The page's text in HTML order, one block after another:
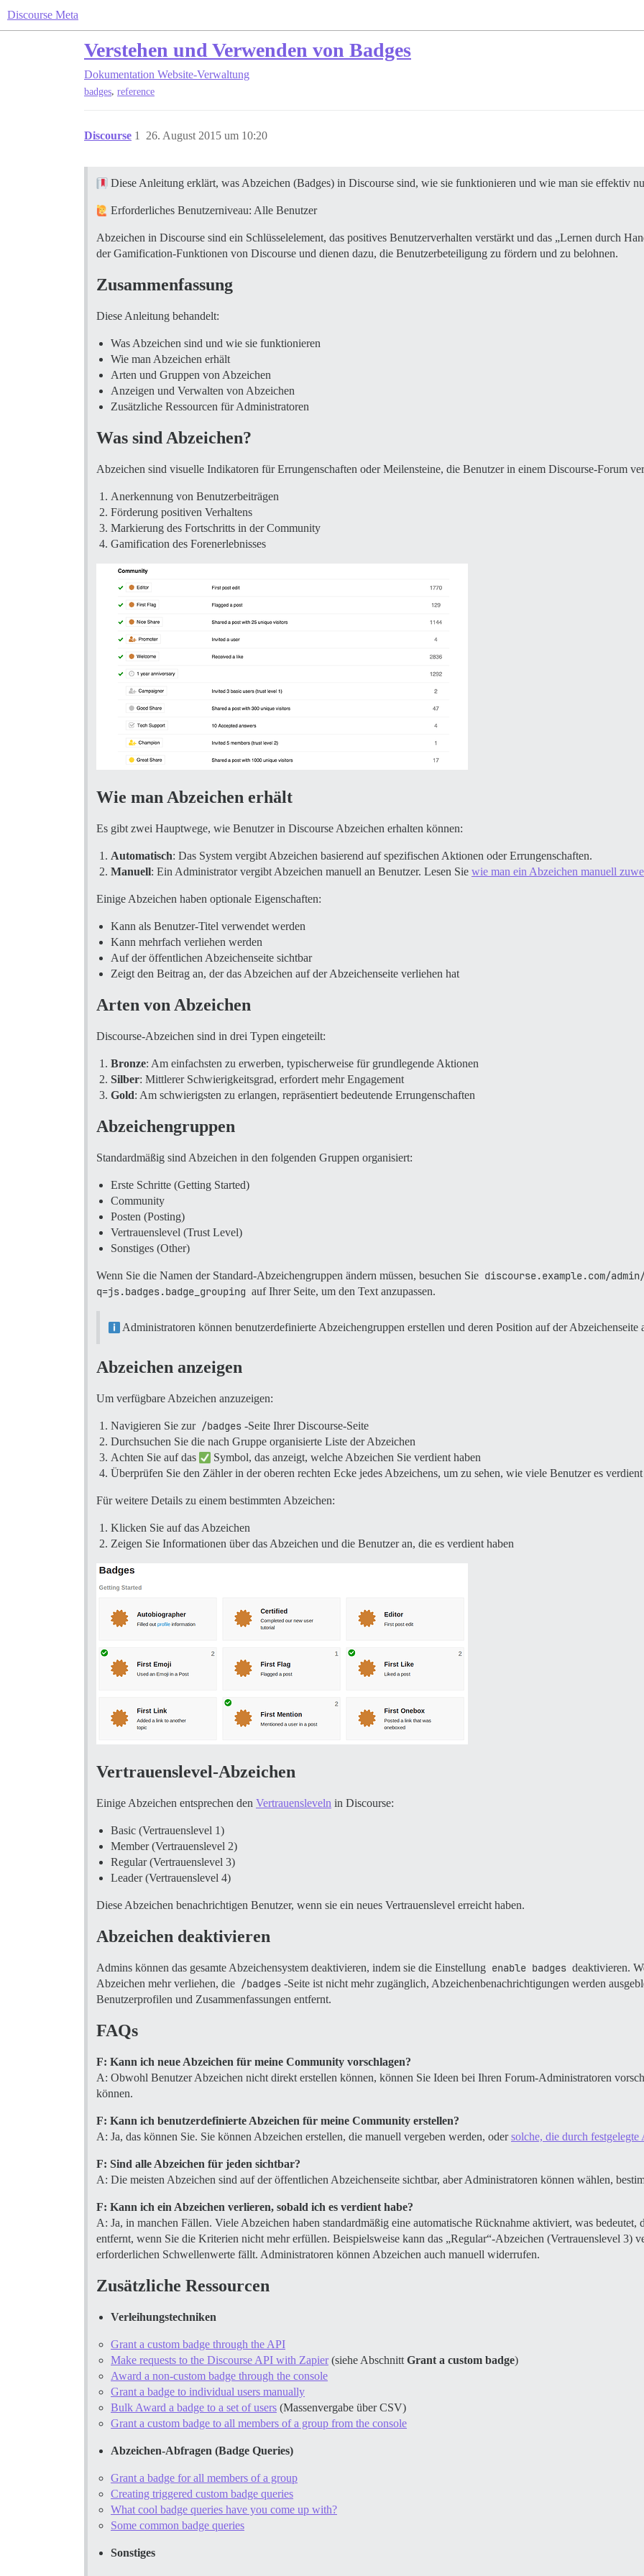
Discourse Meta
Verstehen und Verwenden von Badges
Dokumentation Website-Verwaltung
badges, reference
Discourse 26. August 2015 um 10:20
1
Diese Anleitung erklärt, was Abzeichen (Badges) in Discourse sind, wie sie funktionieren und wie man sie effektiv
Erforderliches Benutzerniveau: Alle Benutzer
Abzeichen in Discourse sind ein Schlüsselelement, das positives Benutzerverhalten verstärkt und das „Lernen durch
der Gamification-Funktionen von Discourse und dienen dazu, die Benutzerbeteiligung zu fördern und zu belohnen.
Zusammenfassung
Diese Anleitung behandelt:
Was Abzeichen sind und wie sie funktionieren
Wie man Abzeichen erhält
Arten und Gruppen von Abzeichen
Anzeigen und Verwalten von Abzeichen
Zusätzliche Ressourcen für Administratoren
Was sind Abzeichen?
Abzeichen sind visuelle Indikatoren für Errungenschaften oder Meilensteine, die Benutzer in einem Discourse-Forum
Anerkennung von Benutzerbeiträgen
Förderung positiven Verhaltens
Markierung des Fortschritts in der Community
Gamification des Forenerlebnisses
Wie man Abzeichen erhält
Es gibt zwei Hauptwege, wie Benutzer in Discourse Abzeichen erhalten können:
Automatisch: Das System vergibt Abzeichen basierend auf spezifischen Aktionen oder Errungenschaften.
Manuell: Ein Administrator vergibt Abzeichen manuell an Benutzer. Lesen Sie wie man ein Abzeichen manuell
Einige Abzeichen haben optionale Eigenschaften:
Kann als Benutzer-Titel verwendet werden
Kann mehrfach verliehen werden
Auf der öffentlichen Abzeichenseite sichtbar
Zeigt den Beitrag an, der das Abzeichen auf der Abzeichenseite verliehen hat
Arten von Abzeichen
Discourse-Abzeichen sind in drei Typen eingeteilt:
Bronze: Am einfachsten zu erwerben, typischerweise für grundlegende Aktionen
Silber: Mittlerer Schwierigkeitsgrad, erfordert mehr Engagement
Gold: Am schwierigsten zu erlangen, repräsentiert bedeutende Errungenschaften
Abzeichengruppen
Standardmäßig sind Abzeichen in den folgenden Gruppen organisiert:
Erste Schritte (Getting Started)
Community
Posten (Posting)
Vertrauenslevel (Trust Level)
Sonstiges (Other)
Wenn Sie die Namen der Standard-Abzeichengruppen ändern müssen, besuchen Sie discourse.example.com/
q=js.badges.badge_grouping auf Ihrer Seite, um den Text anzupassen.
Administratoren können benutzerdefinierte Abzeichengruppen erstellen und deren Position auf der Abzeichenseite
Abzeichen anzeigen
Um verfügbare Abzeichen anzuzeigen:
Navigieren Sie zur /badges -Seite Ihrer Discourse-Seite
Durchsuchen Sie die nach Gruppe organisierte Liste der Abzeichen
Achten Sie auf das
Symbol, das anzeigt, welche Abzeichen Sie verdient haben
Überprüfen Sie den Zähler in der oberen rechten Ecke jedes Abzeichens, um zu sehen, wie viele Benutzer es verdient
Für weitere Details zu einem bestimmten Abzeichen:
Klicken Sie auf das Abzeichen
Zeigen Sie Informationen über das Abzeichen und die Benutzer an, die es verdient haben
Vertrauenslevel-Abzeichen
Einige Abzeichen entsprechen den Vertrauensleveln in Discourse:
Basic (Vertrauenslevel 1)
Member (Vertrauenslevel 2)
Regular (Vertrauenslevel 3)
Leader (Vertrauenslevel 4)
Diese Abzeichen benachrichtigen Benutzer, wenn sie ein neues Vertrauenslevel erreicht haben.
Abzeichen deaktivieren
Admins können das gesamte Abzeichensystem deaktivieren, indem sie die Einstellung enable badges deaktivieren.
Abzeichen mehr verliehen, die /badges -Seite ist nicht mehr zugänglich, Abzeichenbenachrichtigungen werden
Benutzerprofilen und Zusammenfassungen entfernt.
FAQs
F: Kann ich neue Abzeichen für meine Community vorschlagen?
A: Obwohl Benutzer Abzeichen nicht direkt erstellen können, können Sie Ideen bei Ihren Forum-Administratoren
können.
F: Kann ich benutzerdefinierte Abzeichen für meine Community erstellen?
A: Ja, das können Sie. Sie können Abzeichen erstellen, die manuell vergeben werden, odersolche, die durch
F: Sind alle Abzeichen für jeden sichtbar?
A: Die meisten Abzeichen sind auf der öffentlichen Abzeichenseite sichtbar, aber Administratoren können wählen,
F: Kann ich ein Abzeichen verlieren, sobald ich es verdient habe?
A: Ja, in manchen Fällen. Viele Abzeichen haben standardmäßig eine automatische Rücknahme aktiviert, was bedeutet,
entfernt, wenn Sie die Kriterien nicht mehr erfüllen. Beispielsweise kann das „Regular“-Abzeichen (Vertrauenslevel 3)
erforderlichen Schwellenwerte fällt. Administratoren können Abzeichen auch manuell widerrufen.
Zusätzliche Ressourcen
Verleihungstechniken
Grant a custom badge through the API
Make requests to the Discourse API with Zapier(siehe Abschnitt Grant a custom badge)
Award a non-custom badge through the console
Grant a badge to individual users manually
Bulk Award a badge to a set of users (Massenvergabe über CSV)
Grant a custom badge to all members of a group from the console
Abzeichen-Abfragen (Badge Queries)
Grant a badge for all members of a group
Creating triggered custom badge queries
What cool badge queries have you come up with?
Some common badge queries
Sonstiges